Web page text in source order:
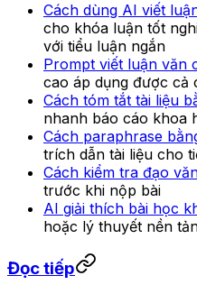
Cách dùng AI viết
cho khóa luận tốt
với tiểu luận ngắn
Prompt viết luận văn
cao áp dụng được cả
Cách tóm tắt tài liệu
nhanh báo cáo khoa
Cách paraphrase
trích dẫn tài liệu cho
Cách kiểm tra đạo
trước khi nộp bài
AI giải thích bài học
hoặc lý thuyết nền
Đọc tiếp